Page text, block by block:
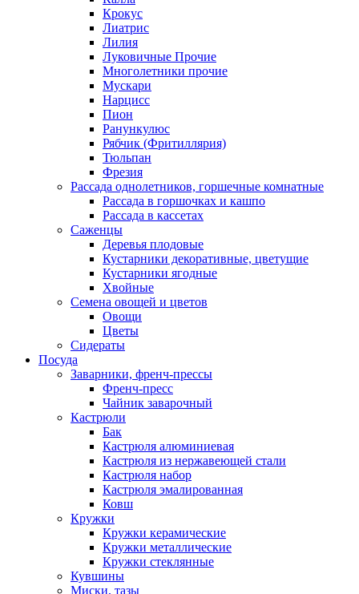
Крокус
Лиатрис
Лилия
Луковичные Прочие
Многолетники прочие
Мускари
Нарцисс
Пион
Ранункулюс
Рябчик (Фритиллярия)
Тюльпан
Фрезия
Рассада однолетников, горшечные комнатные
Рассада в горшочках и кашпо
Рассада в кассетах
Саженцы
Деревья плодовые
Кустарники декоративные, цветущие
Кустарники ягодные
Хвойные
Семена овощей и цветов
Овощи
Цветы
Сидераты
Посуда
Заварники, френч-прессы
Френч-пресс
Чайник заварочный
Кастрюли
Бак
Кастрюля алюминиевая
Кастрюля из нержавеющей стали
Кастрюля набор
Кастрюля эмалированная
Ковш
Кружки
Кружки керамические
Кружки металлические
Кружки стеклянные
Кувшины
Миски, тазы